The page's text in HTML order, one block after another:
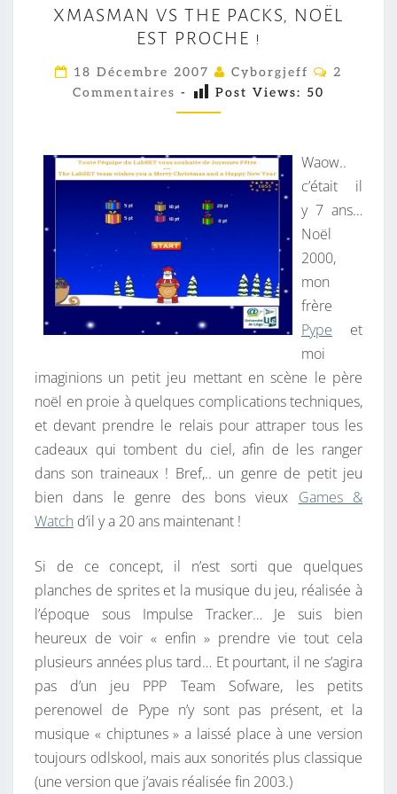
M
A
S
M
A
V
S
T
P
A
C
S
,
N
O
Ë
L
E
T
P
R
O
C
H
E
!
XMASMAN VS THE PACKS, NOËL
EST PROCHE !
18 Décembre 2007 Cyborgjeff
C
A
I
R
E
S
2
Commentaires - Post Views: 50
Waow..
c’était il
y 7 ans…
Noël
2000,
mon
frère
Pype et
moi
imaginions un petit jeu mettant en scène le père
noël en proie à quelques complications techniques,
et devant prendre le relais pour attraper tous les
cadeaux qui tombent du ciel, afin de les ranger
dans son traineaux ! Bref,.. un genre de petit jeu
bien dans le genre des bons vieux Games &
Watch d’il y a 20 ans maintenant !
Si de ce concept, il n’est sorti que quelques
planches de sprites et la musique du jeu, réalisée à
l’époque sous Impulse Tracker… Je suis bien
heureux de voir « enfin » prendre vie tout cela
plusieurs années plus tard… Et pourtant, il ne s’agira
pas d’un jeu PPP Team Sofware, les petits
perenowel de Pype n’y sont pas présent, et la
musique « chiptunes » a laissé place à une version
toujours odlskool, mais aux sonorités plus classique
(une version que j’avais réalisée fin 2003.)